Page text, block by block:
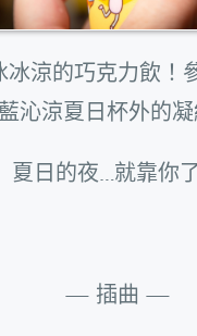
冰涼的巧克力飲！
藍沁涼夏日杯外的
夏日的夜…就靠你
— 插曲 —